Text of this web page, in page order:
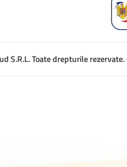
S.R.L. Toate drepturile